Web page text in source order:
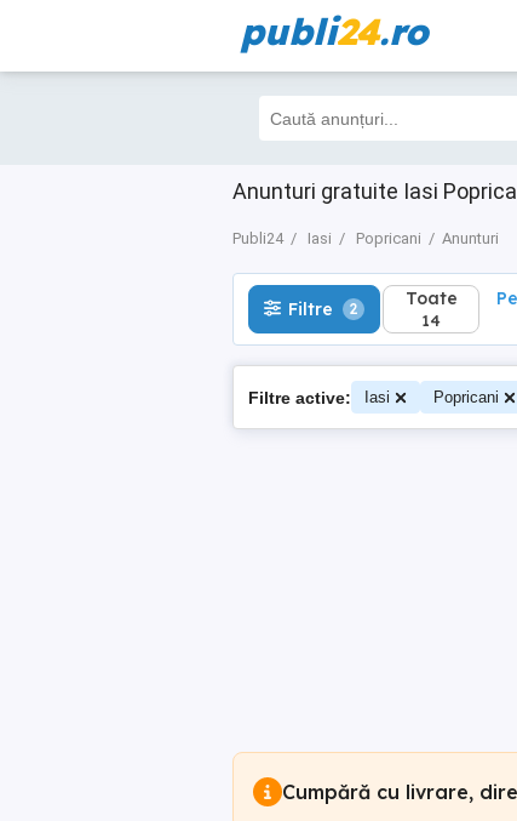
publi24.ro
Anunturi gratuite Iasi
Publi24 Iasi Popricani Anunturi
Filtre 2 Toate
14
Filtre 2 Toate
14
Filtre active: Iasi Popricani
Cumpără cu livrare,